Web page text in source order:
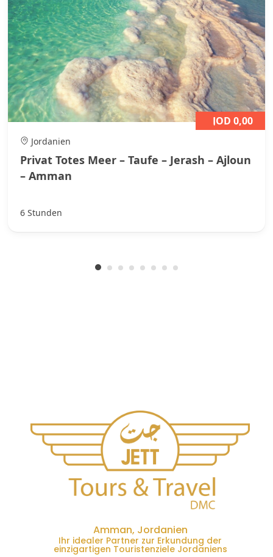
Jordanien
Privat Totes Meer – Taufe – Jerash – Ajloun
– Amman
JOD 0,00
6 Stunden
Amman, Jordanien
Ihr idealer Partner zur Erkundung der
einzigartigen Touristenziele Jordaniens